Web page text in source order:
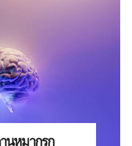
นหมากรุก